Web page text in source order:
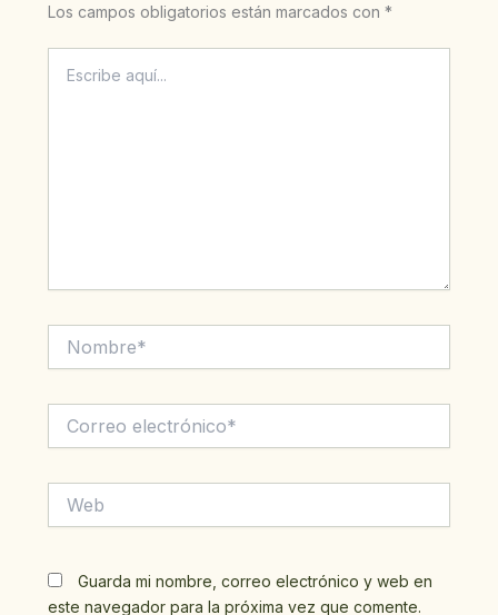
Los campos obligatorios están marcados con *
aquí...
electrónico*
Guarda mi nombre, correo electrónico y web en
este navegador para la próxima vez que comente.